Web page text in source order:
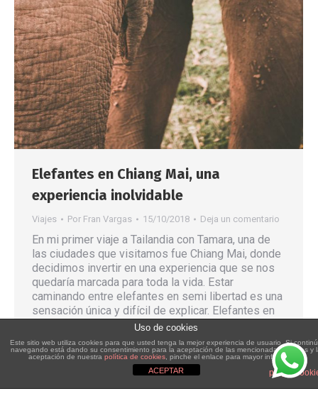
Elefantes en Chiang Mai, una
experiencia inolvidable
Viajes Por Fran Vargas 15/10/2018 Deja un comentario
En mi primer viaje a Tailandia con Tamara, una de
las ciudades que visitamos fue Chiang Mai, donde
decidimos invertir en una experiencia que se nos
quedaría marcada para toda la vida. Estar
caminando entre elefantes en semi libertad es una
sensación única y difícil de explicar. Elefantes en
Chiang Mai, una experiencia inolvidable Tenia
muchas…
Uso de cookies
Este sitio web utiliza cookies para que usted tenga la mejor experiencia de usuario. Si
navegando está dando su consentimiento para la aceptación de las mencionadas cookies y
aceptación de nuestra política de cookies, pinche el enlace para mayor información.
plugin
ACEPTAR